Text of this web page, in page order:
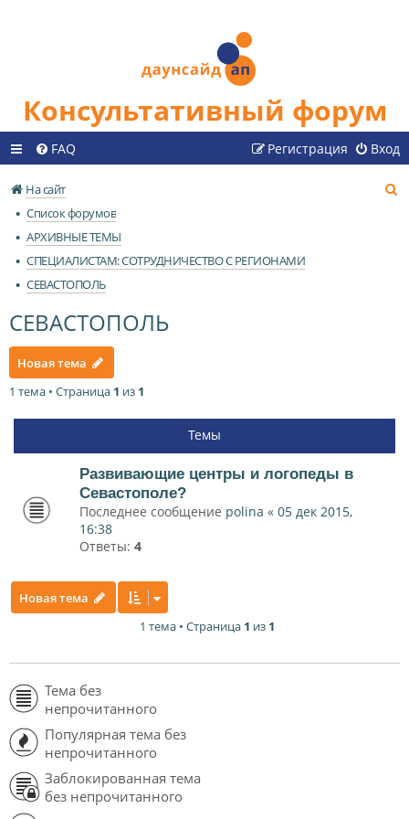
Консультативный форум
FAQ Вход
Регистрация
На сайт
Список форумов
АРХИВНЫЕ ТЕМЫ
СПЕЦИАЛИСТАМ: СОТРУДНИЧЕСТВО С РЕГИОНАМИ
СЕВАСТОПОЛЬ
СЕВАСТОПОЛЬ
Новая тема
1 тема • Страница 1 из 1
Темы
Развивающие центры и логопеды в
Севастополе?
Последнее сообщение polina « 05 дек 2015,
16:38
Ответы: 4
Новая тема
1 тема • Страница 1 из 1
Тема без
непрочитанного
Популярная тема без
непрочитанного
Заблокированная тема
без непрочитанного